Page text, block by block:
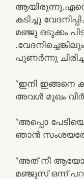
കടിച്ചു
മഞ്ജു ഒടുക്കം
പുണർന്നു
“ഇനി ഇങ്ങനെ
അവൾ മുഖം
“അപ്പൊ
ഞാൻ
“അത് നീ
മഞ്ജുസ് ഒന്ന്